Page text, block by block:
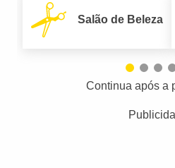
Salão de Beleza
Continua após a